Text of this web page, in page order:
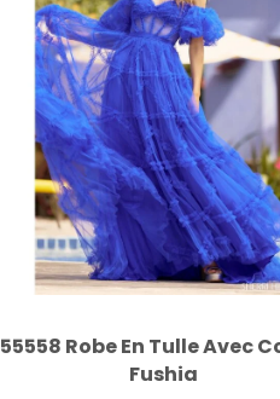
55558 Robe En Tulle Avec
Fushia